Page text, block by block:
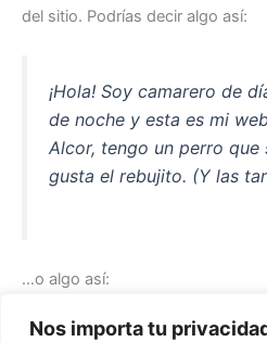
Nos importa tu
del sitio. Podrías decir algo así:
¡Hola! Soy camarero de
de noche y esta es mi
Alcor, tengo un perro que
gusta el rebujito. (Y las
…o algo así: